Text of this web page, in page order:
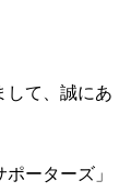
して、誠にあ
ーターズ」